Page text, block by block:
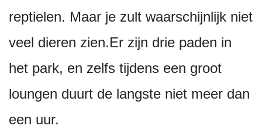
reptielen. Maar je zult waarschijnlijk niet
veel dieren zien.Er zijn drie paden in
het park, en zelfs tijdens een groot
loungen duurt de langste niet meer dan
een uur.